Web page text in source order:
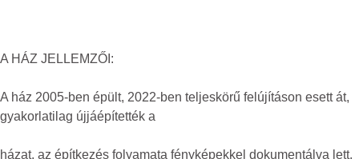
A HÁZ JELLEMZŐI:
A ház 2005-ben épült, 2022-ben teljeskörű felújításon esett át,
gyakorlatilag újjáépítették a
házat, az építkezés folyamata fényképekkel dokumentálva lett.